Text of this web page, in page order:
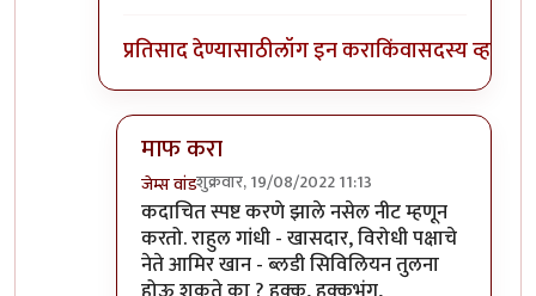
प्रतिसाद देण्यासाठीलॉग इन कराकिंवासदस्य व्हा
माफ करा
जेम्स वांडशुक्रवार, 19/08/2022 11:13
In reply toअहो राहुल गांधी आणि आमिर खान
कदाचित स्पष्ट करणे झाले नसेल नीट म्हणून
करतो. राहुल गांधी - खासदार, विरोधी पक्षाचे
नेते आमिर खान - ब्लडी सिविलियन तुलना